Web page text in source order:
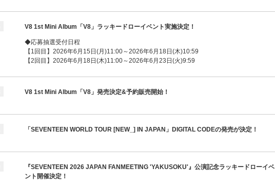
V8 1st Mini Album「V8」ラッキードローイベント実施決定！
◆応募抽選受付日程
【1回目】2026年6月15日(月)11:00～2026年6月18日(木)10:59
【2回目】2026年6月18日(木)11:00～2026年6月23日(火)9:59
V8 1st Mini Album「V8」発売決定&予約販売開始！
「SEVENTEEN WORLD TOUR [NEW_] IN JAPAN」DIGITAL CODEの発売が決定！
『SEVENTEEN 2026 JAPAN FANMEETING 'YAKUSOKU'』公演記念ラッキードローイベ
ント開催決定！